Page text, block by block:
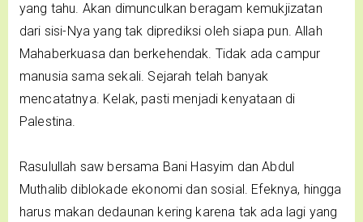
yang tahu. Akan dimunculkan beragam kemukjizatan
dari sisi-Nya yang tak diprediksi oleh siapa pun. Allah
Mahaberkuasa dan berkehendak. Tidak ada campur
manusia sama sekali. Sejarah telah banyak
mencatatnya. Kelak, pasti menjadi kenyataan di
Palestina.
Rasulullah saw bersama Bani Hasyim dan Abdul
Muthalib diblokade ekonomi dan sosial. Efeknya, hingga
harus makan dedaunan kering karena tak ada lagi yang